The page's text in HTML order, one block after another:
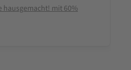
hausgemacht! mit 60%